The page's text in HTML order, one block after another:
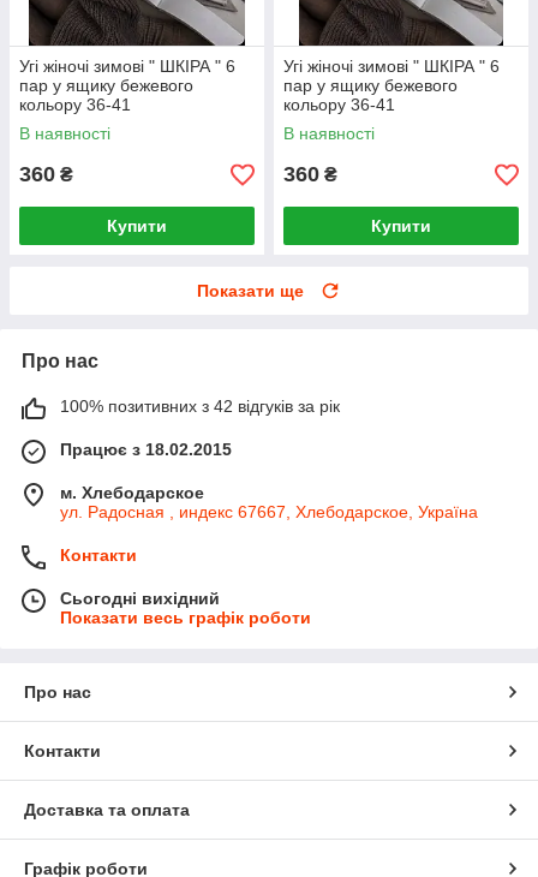
Угі жіночі зимові " ШКІРА " 6
пар у ящику бежевого
кольору 36-41
В наявності
360 ₴
Купити
Угі жіночі зимові " ШКІРА " 6
пар у ящику бежевого
кольору 36-41
В наявності
360 ₴
Купити
Показати ще
Про нас
100% позитивних з 42 відгуків за рік
Працює з 18.02.2015
м. Хлебодарское
ул. Радосная , индекс 67667, Хлебодарское, Україна
Контакти
Сьогодні вихідний
Показати весь графік роботи
Про нас
Контакти
Доставка та оплата
Графік роботи